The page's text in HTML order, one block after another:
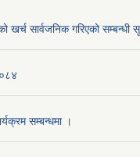
सार्वजनिक गरिएको सम्बन्धी
सम्बन्धमा ।